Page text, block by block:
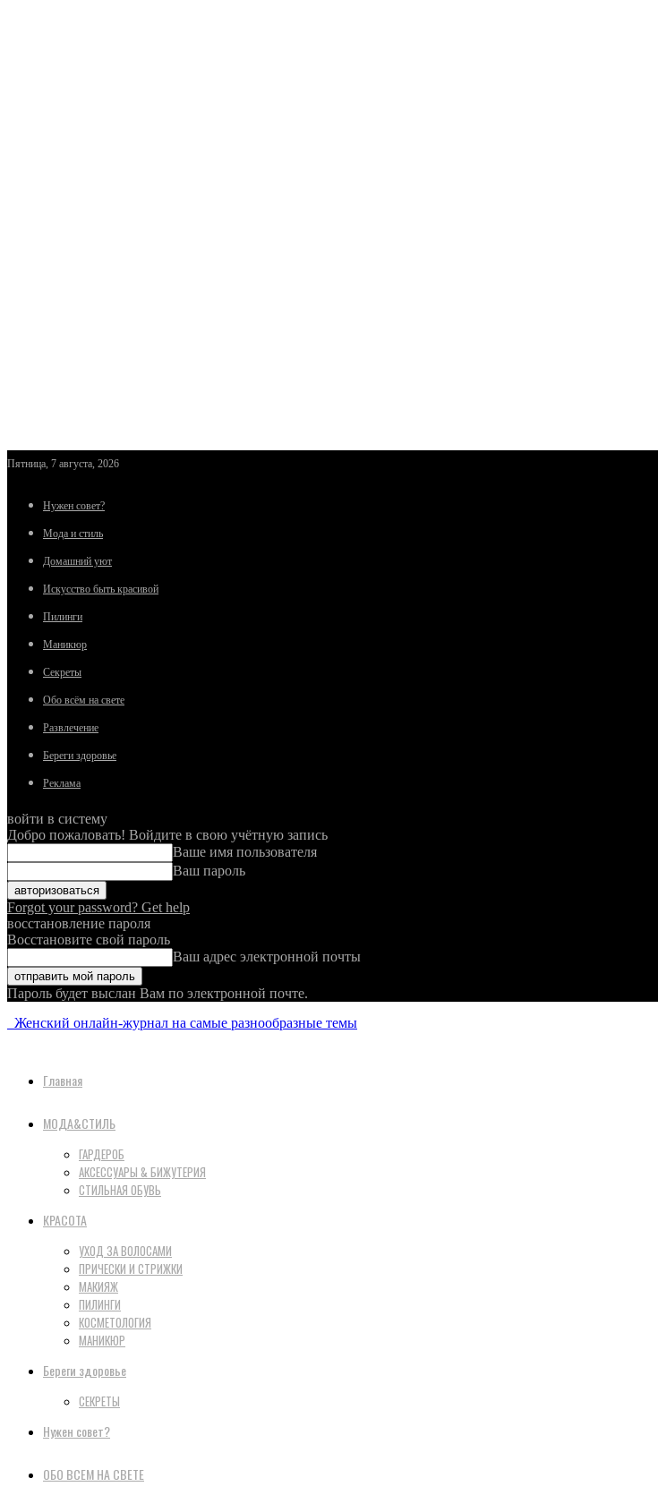
Пятница, 7 августа, 2026
Нужен совет?
Мода и стиль
Домашний уют
Искусство быть красивой
Пилинги
Маникюр
Секреты
Обо всём на свете
Развлечение
Береги здоровье
Реклама
войти в систему
Добро пожаловать! Войдите в свою учётную запись
Ваше имя пользователя
Ваш пароль
Forgot your password? Get help
восстановление пароля
Восстановите свой пароль
Ваш адрес электронной почты
Пароль будет выслан Вам по электронной почте.
Женский онлайн-журнал на самые разнообразные темы
Главная
МОДА&СТИЛЬ
ГАРДЕРОБ
АКСЕССУАРЫ & БИЖУТЕРИЯ
СТИЛЬНАЯ ОБУВЬ
КРАСОТА
УХОД ЗА ВОЛОСАМИ
ПРИЧЕСКИ И СТРИЖКИ
МАКИЯЖ
ПИЛИНГИ
КОСМЕТОЛОГИЯ
МАНИКЮР
Береги здоровье
СЕКРЕТЫ
Нужен совет?
ОБО ВСЕМ НА СВЕТЕ